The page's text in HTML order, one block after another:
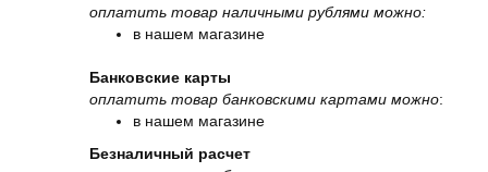
оплатить товар наличными рублями можно:
в нашем магазине
Банковские карты
оплатить товар банковскими картами можно:
в нашем магазине
Безналичный расчет